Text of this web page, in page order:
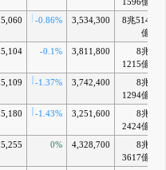
5,060 -0.86% 3,534,300
8兆514
億
5,104 -0.1% 3,811,800
8兆
1215億
5,109 -1.37% 3,742,400
8兆
1294億
5,180 -1.43% 3,251,600
8兆
2424億
5,255 0% 4,328,700
8兆
3617億